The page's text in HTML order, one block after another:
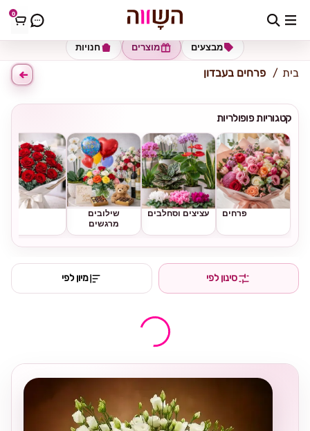
0 כתובת למשלוח הזינו כתובת
חנויות מוצרים מבצעים
בית פרחים בעבדון
קטגוריות פופולריות
פרחים עציצים וסחלבים
שילובים
מרגשים
סינון לפי מיון לפי